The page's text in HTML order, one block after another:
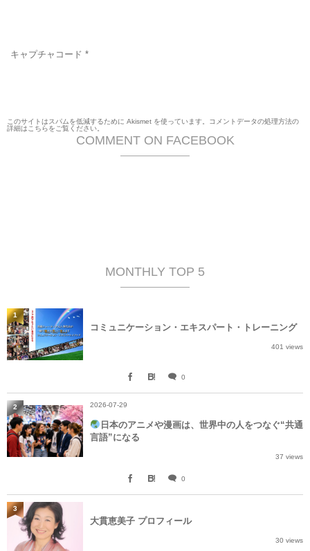
キャプチャコード *
このサイトはスパムを低減するために Akismet を使っています。 コメントデータの処理方法の
詳細はこちらをご覧ください
COMMENT ON FACEBOOK
MONTHLY TOP 5
コミュニケーション・エキスパート・トレーニング
401 views
0
1
2026-07-29
日本のアニメや漫画は、世界中の人をつなぐ“共通
言語”になる
37 views
0
2
大貫恵美子 プロフィール
30 views
3